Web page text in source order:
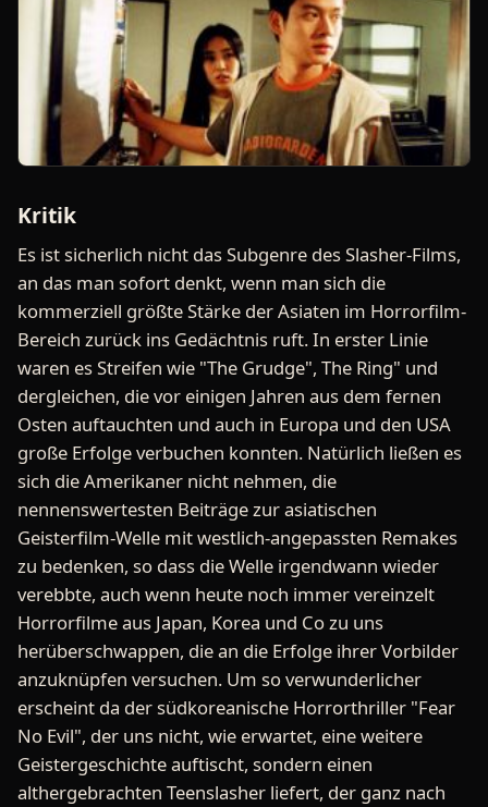
Kritik
Es ist sicherlich nicht das Subgenre des Slasher-Films,
an das man sofort denkt, wenn man sich die
kommerziell größte Stärke der Asiaten im Horrorfilm-
Bereich zurück ins Gedächtnis ruft. In erster Linie
waren es Streifen wie "The Grudge", The Ring" und
dergleichen, die vor einigen Jahren aus dem fernen
Osten auftauchten und auch in Europa und den USA
große Erfolge verbuchen konnten. Natürlich ließen es
sich die Amerikaner nicht nehmen, die
nennenswertesten Beiträge zur asiatischen
Geisterfilm-Welle mit westlich-angepassten Remakes
zu bedenken, so dass die Welle irgendwann wieder
verebbte, auch wenn heute noch immer vereinzelt
Horrorfilme aus Japan, Korea und Co zu uns
herüberschwappen, die an die Erfolge ihrer Vorbilder
anzuknüpfen versuchen. Um so verwunderlicher
erscheint da der südkoreanische Horrorthriller "Fear
No Evil", der uns nicht, wie erwartet, eine weitere
Geistergeschichte auftischt, sondern einen
althergebrachten Teenslasher liefert, der ganz nach